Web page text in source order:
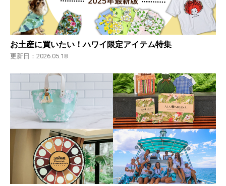
お土産に買いたい！ハワイ限定アイテム特集
更新日：2026.05.18